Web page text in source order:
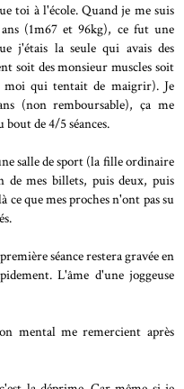
toi à l'école. Quand je me suis
(1m67 et 96kg), ce fut une
j'étais la seule qui avais des
soit des monsieur muscles soit
moi qui tentait de maigrir). Je
(non remboursable), ça me
de 4/5 séances.
salle de sport (la fille ordinaire
mes billets, puis deux, puis
ce que mes proches n'ont pas su
séance restera gravée en
L'âme d'une joggeuse
mental me remercient après